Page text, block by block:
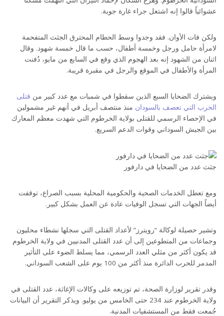
عشوائياً قالوا إنه اشتعل جراء غارة جوية.
ولكن فات الأوان. فقد وجدوا وسط الحطام المحترق الجثث المتفحمة
لامرأة حامل ورجل وخمسة أطفال، حسب ما قال خمسة شهود. وقال
اثنان من الشهود إنه بعد الهجوم الذي وقع في السابع من مايو، دُفنت
المرأة والأطفال في الموقع والرجل في مقبرة قريبة.
ويشترك الضحايا السبع الذين سقطوا في شمبات مع عدد كبير من قتلى
الحرب التي تعصف بالسودان منذ منتصف أبريل في أنهم غير مشمولين
في الإحصاء الرسمي للقتلى بولاية الخرطوم التي شهدت معظم المعارك
بين الجيش السوداني وقوات الدعم السريع.
جثث عدد من الضحايا في دارفور
ومع تعطل الخدمات الصحية والحكومية المحلية بسبب الصراع، توقفت
أيضاً الجهات التي تسجل الوفيات عادة عن العمل بشكل كبير.
وتشير حصيلة لوكالة “رويترز” لأعداد القتلى التي سجلها نشطاء محليون
وجماعات من المتطوعين إلى أن عدد القتلى المدنيين في ولاية الخرطوم
قد يكون أكثر من مثلي العدد الرسمي، مما يسلط الضوء على التأثير
المدمر للحرب الدائرة منذ أكثر من 100 يوم على الشعب السوداني.
وقدر تقرير لوزارة الصحة، تم توزيعه على وكالات الإغاثة، عدد القتلى في
ولاية الخرطوم عند 234 حتى الخامس من يوليو. ويذكر التقرير أن البيانات
جُمعت فقط من المستشفيات المدنية.